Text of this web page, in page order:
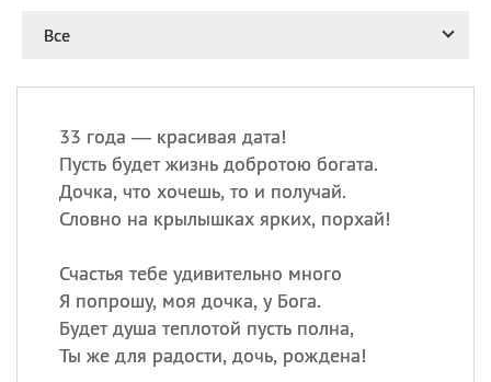
Все
33 года — красивая дата!
Пусть будет жизнь добротою богата.
Дочка, что хочешь, то и получай.
Словно на крылышках ярких, порхай!
Счастья тебе удивительно много
Я попрошу, моя дочка, у Бога.
Будет душа теплотой пусть полна,
Ты же для радости, дочь, рождена!
великомученика
покровителя всех
врачей и целителя
больных
09.08 День книголюбов (Book
Lovers Day)
ИМЕНА
Сегодня празднуют именины